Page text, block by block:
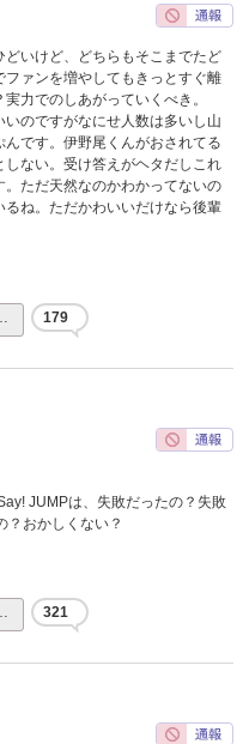
いけど、どちらもそこまでたど
ァンを増やしてもきっとすぐ離
力でのしあがっていくべき。
のですがなにせ人数は多いし山
です。伊野尾くんがおされてる
ない。受け答えがヘタだしこれ
ただ天然なのかわかってないの
ね。ただかわいいだけなら後輩
179
JUMPは、失敗だったの？失敗
？おかしくない？
321